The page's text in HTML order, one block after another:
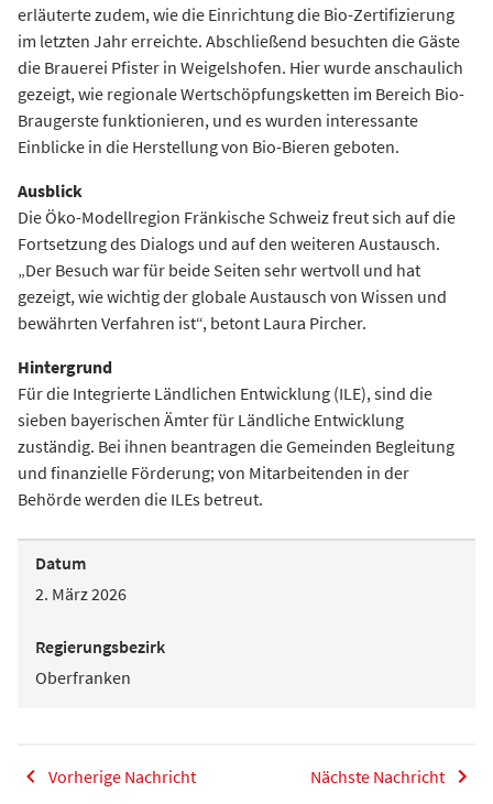
erläuterte zudem, wie die Einrichtung die Bio-Zertifizierung
im letzten Jahr erreichte. Abschließend besuchten die Gäste
die Brauerei Pfister in Weigelshofen. Hier wurde anschaulich
gezeigt, wie regionale Wertschöpfungsketten im Bereich Bio-
Braugerste funktionieren, und es wurden interessante
Einblicke in die Herstellung von Bio-Bieren geboten.
Ausblick
Die Öko-Modellregion Fränkische Schweiz freut sich auf die
Fortsetzung des Dialogs und auf den weiteren Austausch.
„Der Besuch war für beide Seiten sehr wertvoll und hat
gezeigt, wie wichtig der globale Austausch von Wissen und
bewährten Verfahren ist“, betont Laura Pircher.
Hintergrund
Für die Integrierte Ländlichen Entwicklung (ILE), sind die
sieben bayerischen Ämter für Ländliche Entwicklung
zuständig. Bei ihnen beantragen die Gemeinden Begleitung
und finanzielle Förderung; von Mitarbeitenden in der
Behörde werden die ILEs betreut.
Datum
2. März 2026
Regierungsbezirk
Oberfranken
Vorherige Nachricht Nächste Nachricht